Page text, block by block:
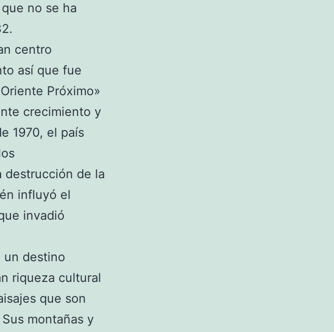
no se ha
centro
así que fue
Próximo»
crecimiento y
1970, el país
destrucción de la
influyó el
invadió
un destino
riqueza cultural
que son
montañas y